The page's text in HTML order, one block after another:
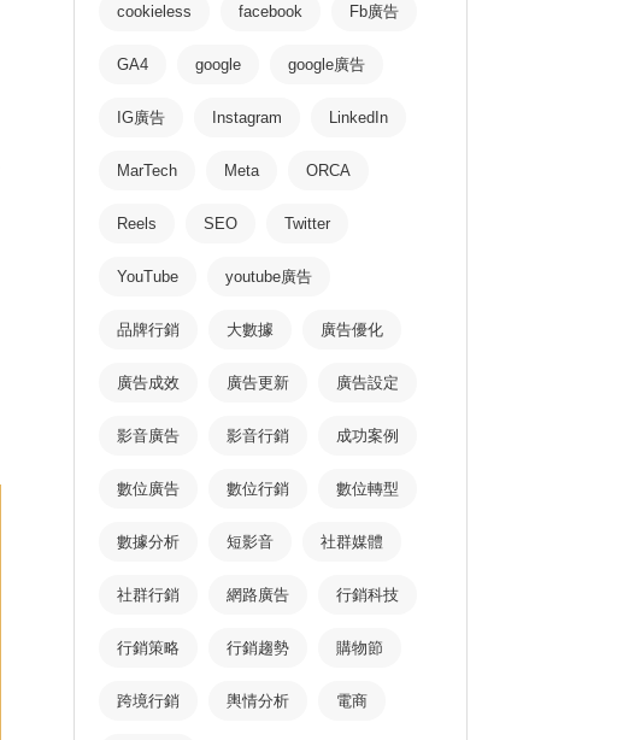
cookieless facebook Fb廣告
GA4 google google廣告
IG廣告 Instagram LinkedIn
MarTech Meta ORCA
Reels SEO Twitter
YouTube youtube廣告
品牌行銷 大數據 廣告優化
廣告成效 廣告更新 廣告設定
影音廣告 影音行銷 成功案例
數位廣告 數位行銷 數位轉型
數據分析 短影音 社群媒體
社群行銷 網路廣告 行銷科技
行銷策略 行銷趨勢 購物節
跨境行銷 輿情分析 電商